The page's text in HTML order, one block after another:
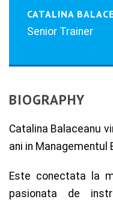
CATALINA
Senior Trainer
BIOGRAPHY
Catalina Balaceanu
ani in Managementul
Este conectata la
pasionata de